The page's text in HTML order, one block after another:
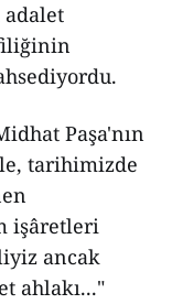
Paşa'nın
tarihimizde
işâretleri
ancak
ahlakı..."